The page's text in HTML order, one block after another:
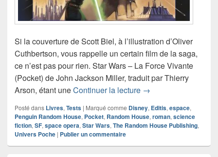
Si la couverture de Scott Biel, à l’illustration d’Oliver
Cuthbertson, vous rappelle un certain film de la saga,
ce n’est pas pour rien. Star Wars – La Force Vivante
(Pocket) de John Jackson Miller, traduit par Thierry
Arson, étant uneContinuer la lecture Chronique roman
→
Posté dans Livres,Tests | Marqué comme Disney, Editis,espace,
Penguin Random House, Pocket, Random House,roman,science
fiction,SF,space opera,Star Wars,The Random House Publishing,
Univers Poche | Publier un commentaire